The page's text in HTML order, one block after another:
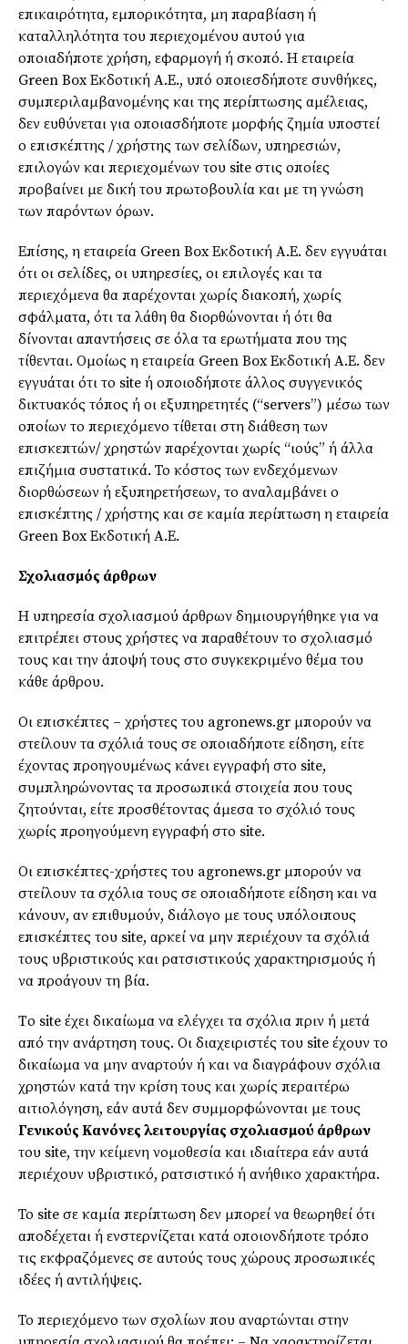
επικαιρότητα, εμπορικότητα, μη παραβίαση ή
καταλληλότητα του περιεχομένου αυτού για
οποιαδήποτε χρήση, εφαρμογή ή σκοπό. Η εταιρεία
Green Box Εκδοτική Α.Ε., υπό οποιεσδήποτε συνθήκες,
συμπεριλαμβανομένης και της περίπτωσης αμέλειας,
δεν ευθύνεται για οποιασδήποτε μορφής ζημία υποστεί
ο επισκέπτης / χρήστης των σελίδων, υπηρεσιών,
επιλογών και περιεχομένων του site στις οποίες
προβαίνει με δική του πρωτοβουλία και με τη γνώση
των παρόντων όρων.
Επίσης, η εταιρεία Green Box Εκδοτική Α.Ε. δεν εγγυάται
ότι οι σελίδες, οι υπηρεσίες, οι επιλογές και τα
περιεχόμενα θα παρέχονται χωρίς διακοπή, χωρίς
σφάλματα, ότι τα λάθη θα διορθώνονται ή ότι θα
δίνονται απαντήσεις σε όλα τα ερωτήματα που της
τίθενται. Ομοίως η εταιρεία Green Box Εκδοτική Α.Ε. δεν
εγγυάται ότι το site ή οποιοδήποτε άλλος συγγενικός
δικτυακός τόπος ή οι εξυπηρετητές (“servers”) μέσω των
οποίων το περιεχόμενο τίθεται στη διάθεση των
επισκεπτών/ χρηστών παρέχονται χωρίς “ιούς” ή άλλα
επιζήμια συστατικά. Το κόστος των ενδεχόμενων
διορθώσεων ή εξυπηρετήσεων, το αναλαμβάνει ο
επισκέπτης / χρήστης και σε καμία περίπτωση η εταιρεία
Green Box Εκδοτική Α.Ε.
Σχολιασμός άρθρων
Η υπηρεσία σχολιασμού άρθρων δημιουργήθηκε για να
επιτρέπει στους χρήστες να παραθέτουν το σχολιασμό
τους και την άποψή τους στο συγκεκριμένο θέμα του
κάθε άρθρου.
Οι επισκέπτες – χρήστες του agronews.gr μπορούν να
στείλουν τα σχόλιά τους σε οποιαδήποτε είδηση, είτε
έχοντας προηγουμένως κάνει εγγραφή στο site,
συμπληρώνοντας τα προσωπικά στοιχεία που τους
ζητούνται, είτε προσθέτοντας άμεσα το σχόλιό τους
χωρίς προηγούμενη εγγραφή στο site.
Οι επισκέπτες-χρήστες του agronews.gr μπορούν να
στείλουν τα σχόλια τους σε οποιαδήποτε είδηση και να
κάνουν, αν επιθυμούν, διάλογο με τους υπόλοιπους
επισκέπτες του site, αρκεί να μην περιέχουν τα σχόλιά
τους υβριστικούς και ρατσιστικούς χαρακτηρισμούς ή
να προάγουν τη βία.
Tο site έχει δικαίωμα να ελέγχει τα σχόλια πριν ή μετά
από την ανάρτηση τους. Οι διαχειριστές του site έχουν το
δικαίωμα να μην αναρτούν ή και να διαγράφουν σχόλια
χρηστών κατά την κρίση τους και χωρίς περαιτέρω
αιτιολόγηση, εάν αυτά δεν συμμορφώνονται με τους
Γενικούς Κανόνες λειτουργίας σχολιασμού άρθρων
του site, την κείμενη νομοθεσία και ιδιαίτερα εάν αυτά
περιέχουν υβριστικό, ρατσιστικό ή ανήθικο χαρακτήρα.
Το site σε καμία περίπτωση δεν μπορεί να θεωρηθεί ότι
αποδέχεται ή ενστερνίζεται κατά οποιονδήποτε τρόπο
τις εκφραζόμενες σε αυτούς τους χώρους προσωπικές
ιδέες ή αντιλήψεις.
Το περιεχόμενο των σχολίων που αναρτώνται στην